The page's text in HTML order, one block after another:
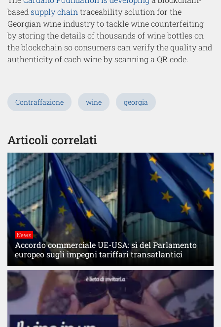
based supply chain traceability solution for the
Georgian wine industry to tackle wine counterfeiting
by storing the details of thousands of wine bottles on
the blockchain so consumers can verify the quality and
authenticity of each wine by scanning a QR code.
Contraffazione wine georgia
Articoli correlati
News
Accordo commerciale UE-USA: sì del Parlamento
europeo sugli impegni tariffari transatlantici